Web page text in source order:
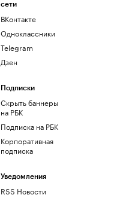
сети
ВКонтакте
Одноклассники
Telegram
Дзен
Подписки
Скрыть баннеры
на РБК
Подписка на РБК
Корпоративная
подписка
Уведомления
RSS Новости